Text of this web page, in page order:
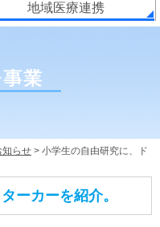
地域医療連携
知らせ > 小学生の自由研究に、ド
ーカーを紹介。